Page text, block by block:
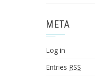
META
Log in
Entries RSS